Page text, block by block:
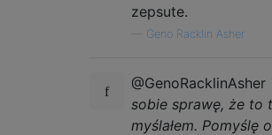
zepsute.
Geno Racklin Asher
@GenoRacklinAsher
sobie sprawę, że to
myślałem. Pomyślę